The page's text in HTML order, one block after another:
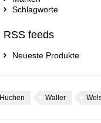
Schlagworte
RSS feeds
Neueste Produkte
Huchen Waller